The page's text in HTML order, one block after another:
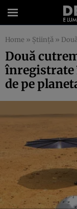
Home » Știință » Două
Două
înregistrate
de pe